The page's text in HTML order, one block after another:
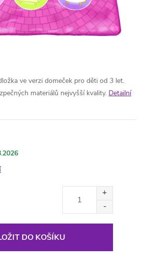
ve verzi domeček pro děti od 3 let.
materiálů nejvyšší kvality. Detailní
DO KOŠÍKU